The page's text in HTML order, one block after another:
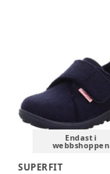
Endast i
webbshoppen
SUPERFIT